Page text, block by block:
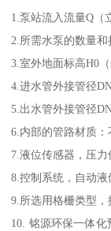
1.泵站流入流量Q（
2.所需水泵的数量和
3.室外地面标高H0
4.进水管外接管径
5.出水管外接管径
6.内部的管路材质：
7.液位传感器，压
8.控制系统，自动液
9.所选用格栅类型，
10. 铭源环保一体